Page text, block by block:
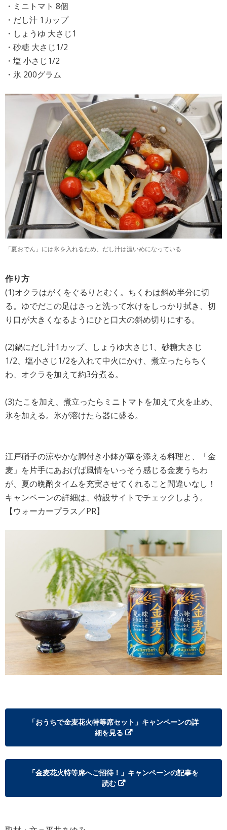
・ミニトマト 8個
・だし汁 1カップ
・しょうゆ 大さじ1
・砂糖 大さじ1/2
・塩 小さじ1/2
・氷 200グラム
「夏おでん」には氷を入れるため、だし汁は濃いめになっている
作り方
(1)オクラはがくをぐるりとむく。ちくわは斜め半分に切
る。ゆでだこの足はさっと洗って水けをしっかり拭き、切
り口が大きくなるようにひと口大の斜め切りにする。
(2)鍋にだし汁1カップ、しょうゆ大さじ1、砂糖大さじ
1/2、塩小さじ1/2を入れて中火にかけ、煮立ったらちく
わ、オクラを加えて約3分煮る。
(3)たこを加え、煮立ったらミニトマトを加えて火を止め、
氷を加える。氷が溶けたら器に盛る。
江戸硝子の涼やかな脚付き小鉢が華を添える料理と、「金
麦」を片手にあおげば風情をいっそう感じる金麦うちわ
が、夏の晩酌タイムを充実させてくれること間違いなし！
キャンペーンの詳細は、特設サイトでチェックしよう。
【ウォーカープラス／PR】
「おうちで金麦花火特等席セット」キャンペーンの詳
細を見る
「金麦花火特等席へご招待！」キャンペーンの記事を
読む